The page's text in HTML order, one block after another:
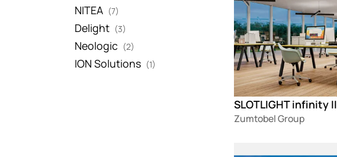
NITEA (7)
Delight (3)
Neologic (2)
ION Solutions (1)
SLOTLIGHT infinity II
Zumtobel Group